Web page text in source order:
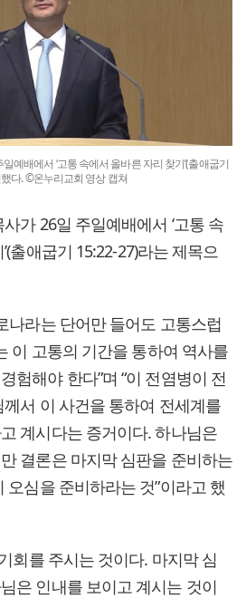
예배에서 ‘고통 속에서 올바른 자리 찾기’(출애굽기
다. ©온누리교회 영상 캡쳐
가 26일 주일예배에서 ‘고통 속
출애굽기 15:22-27)라는 제목으
나라는 단어만 들어도 고통스럽
이 고통의 기간을 통하여 역사를
험해야 한다”며 “이 전염병이 전
서 이 사건을 통하여 전세계를
계시다는 증거이다. 하나님은
결론은 마지막 심판을 준비하는
오심을 준비하라는 것”이라고 했
회를 주시는 것이다. 마지막 심
은 인내를 보이고 계시는 것이